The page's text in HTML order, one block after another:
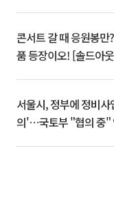
콘서트 갈 때 응원봉
품 등장이오! [솔드아
서울시, 정부에 정비사
의'⋯국토부 "협의 중"